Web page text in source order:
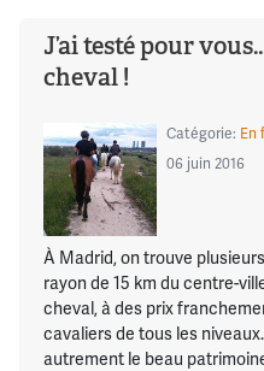
J’ai testé pour
cheval !
Catégorie: En
06 juin 2016
À Madrid, on trouve
rayon de 15 km du centre-
cheval, à des prix
cavaliers de tous les
autrement le beau